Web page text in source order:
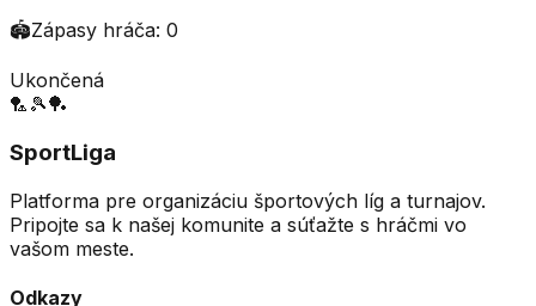
🏟️Zápasy hráča: 0
Ukončená
🏸 🎾🏓
SportLiga
Platforma pre organizáciu športových líg a turnajov.
Pripojte sa k našej komunite a súťažte s hráčmi vo
vašom meste.
Odkazy